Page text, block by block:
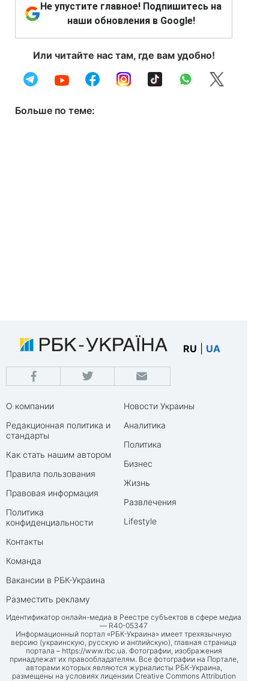
Не упустите главное! Подпишитесь на
наши обновления в Google!
Или читайте нас там, где вам удобно!
Больше по теме:
RU UA
О компании
Редакционная политика и
стандарты
Как стать нашим автором
Правила пользования
Правовая информация
Политика
конфиденциальности
Контакты
Команда
Вакансии в РБК-Украина
Разместить рекламу
Новости Украины
Аналитика
Политика
Бизнес
Жизнь
Развлечения
Lifestyle
Идентификатор онлайн-медиа в Реестре субъектов в сфере медиа
— R40-05347
Информационный портал «РБК-Украина» имеет трехязычную
версию (украинскую, русскую и английскую), главная страница
портала – https://www.rbc.ua. Фотографии, изображения
принадлежат их правообладателям. Все фотографии на Портале,
авторами которых являются журналисты РБК-Украина,
размещены на условиях лицензии Creative Commons Attribution